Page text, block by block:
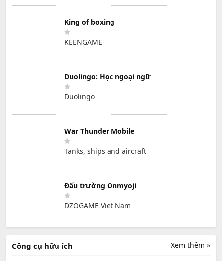
King of boxing
KEENGAME
Duolingo: Học ngoại ngữ
Duolingo
War Thunder Mobile
Tanks, ships and aircraft
Đấu trường Onmyoji
DZOGAME Viet Nam
Xem thêm »
Công cụ hữu ích